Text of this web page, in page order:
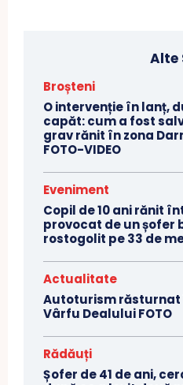
Alte
Broșteni
O intervenție în lanț,
capăt: cum a fost
grav rănit în zona
FOTO-VIDEO
Eveniment
Copil de 10 ani rănit
provocat de un șofer
rostogolit pe 33 de
Actualitate
Autoturism
Vârfu Dealului FOTO
Rădăuți
Șofer de 41 de ani,